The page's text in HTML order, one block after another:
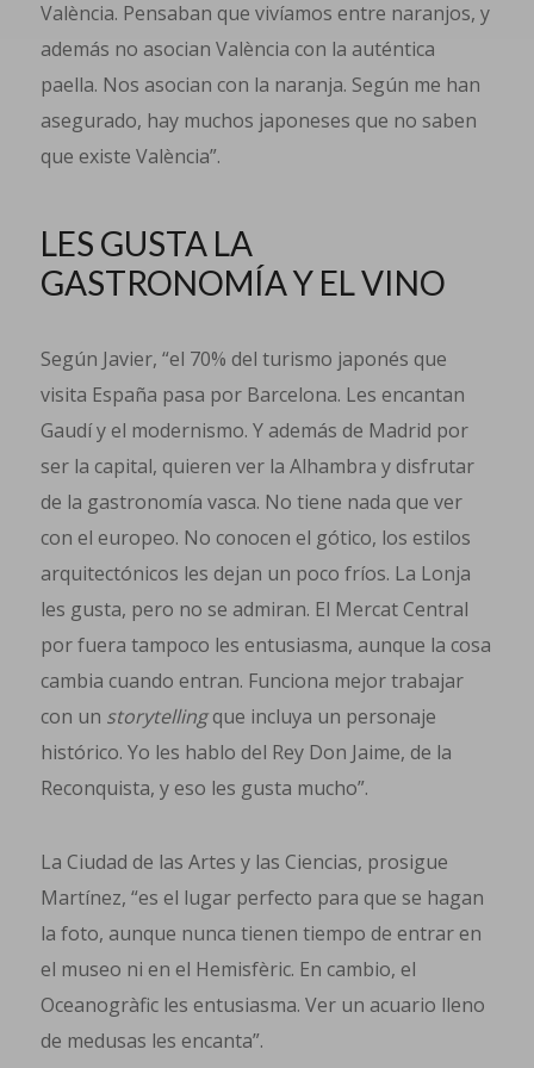
València. Pensaban que vivíamos entre naranjos, y
además no asocian València con la auténtica
paella. Nos asocian con la naranja. Según me han
asegurado, hay muchos japoneses que no saben
que existe València”.
LES GUSTA LA
GASTRONOMÍA Y EL VINO
Según Javier, “el 70% del turismo japonés que
visita España pasa por Barcelona. Les encantan
Gaudí y el modernismo. Y además de Madrid por
ser la capital, quieren ver la Alhambra y disfrutar
de la gastronomía vasca. No tiene nada que ver
con el europeo. No conocen el gótico, los estilos
arquitectónicos les dejan un poco fríos. La Lonja
les gusta, pero no se admiran. El Mercat Central
por fuera tampoco les entusiasma, aunque la cosa
cambia cuando entran. Funciona mejor trabajar
con un storytellingque incluya un personaje
histórico. Yo les hablo del Rey Don Jaime, de la
Reconquista, y eso les gusta mucho”.
La Ciudad de las Artes y las Ciencias, prosigue
Martínez, “es el lugar perfecto para que se hagan
la foto, aunque nunca tienen tiempo de entrar en
el museo ni en el Hemisfèric. En cambio, el
Oceanogràfic les entusiasma. Ver un acuario lleno
de medusas les encanta”.